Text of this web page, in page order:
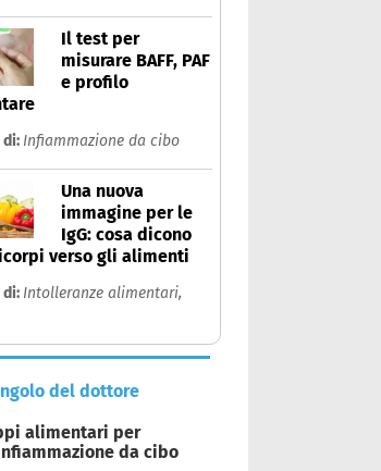
Il test per
misurare BAFF, PAF
e profilo
di: Infiammazione da cibo
Una nuova
immagine per le
IgG: cosa dicono
verso gli alimenti
di: Intolleranze alimentari,
del dottore
alimentari per
da cibo